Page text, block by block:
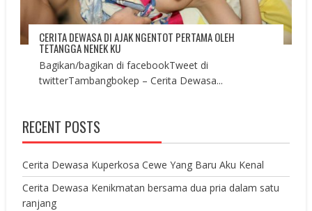
CERITA DEWASA DI AJAK NGENTOT PERTAMA OLEH
TETANGGA NENEK KU
Bagikan/bagikan di facebookTweet di
twitterTambangbokep – Cerita Dewasa...
RECENT POSTS
Cerita Dewasa Kuperkosa Cewe Yang Baru Aku Kenal
Cerita Dewasa Kenikmatan bersama dua pria dalam satu
ranjang